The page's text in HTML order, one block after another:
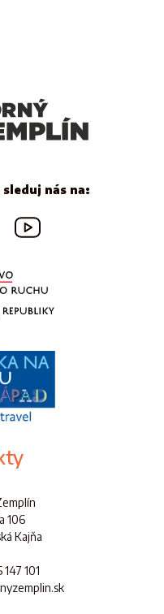
nás na:
106
Kajňa
101